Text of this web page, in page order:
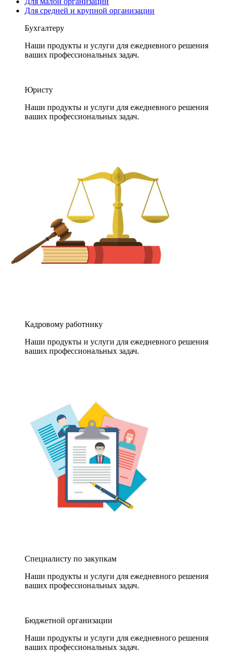
Для средней и крупной организации
Бухгалтеру
Наши продукты и услуги для ежедневного решения
ваших профессиональных задач.
Юристу
Наши продукты и услуги для ежедневного решения
ваших профессиональных задач.
Кадровому работнику
Наши продукты и услуги для ежедневного решения
ваших профессиональных задач.
Специалисту по закупкам
Наши продукты и услуги для ежедневного решения
ваших профессиональных задач.
Бюджетной организации
Наши продукты и услуги для ежедневного решения
ваших профессиональных задач.